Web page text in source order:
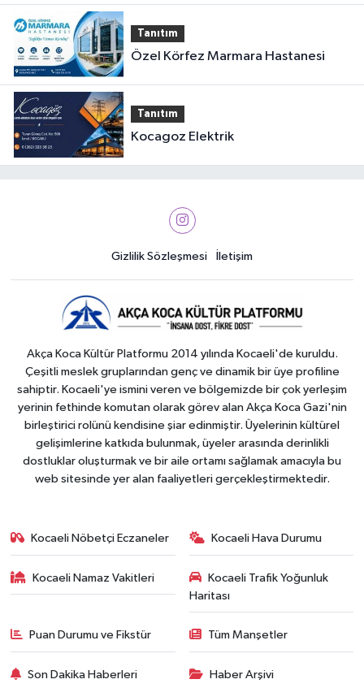
Tanıtım
Özel Körfez Marmara Hastanesi
Tanıtım
Kocagoz Elektrik
Gizlilik Sözleşmesi İletişim
Akça Koca Kültür Platformu 2014 yılında Kocaeli'de kuruldu.
Çeşitli meslek gruplarından genç ve dinamik bir üye profiline
sahiptir. Kocaeli'ye ismini veren ve bölgemizde bir çok yerleşim
yerinin fethinde komutan olarak görev alan Akça Koca Gazi'nin
birleştirici rolünü kendisine şiar edinmiştir. Üyelerinin kültürel
gelişimlerine katkıda bulunmak, üyeler arasında derinlikli
dostluklar oluşturmak ve bir aile ortamı sağlamak amacıyla bu
web sitesinde yer alan faaliyetleri gerçekleştirmektedir.
Kocaeli Nöbetçi Eczaneler Kocaeli Hava Durumu
Kocaeli Namaz Vakitleri
Kocaeli Trafik Yoğunluk
Haritası
Puan Durumu ve Fikstür Tüm Manşetler
Son Dakika Haberleri Haber Arşivi